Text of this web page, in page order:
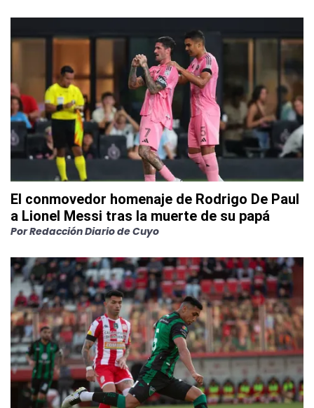
El conmovedor homenaje de Rodrigo De Paul
a Lionel Messi tras la muerte de su papá
PorRedacción Diario de Cuyo